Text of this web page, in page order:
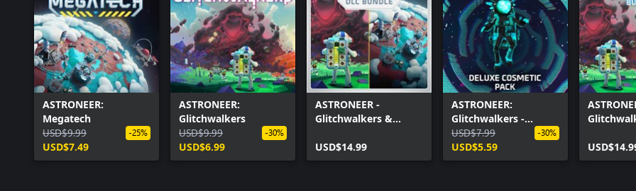
ASTRONEER:
Megatech
USD$9.99
USD$7.49
-25%
ASTRONEER:
Glitchwalkers
USD$9.99
USD$6.99
-30%
ASTRONEER -
Glitchwalkers &
USD$14.99
ASTRONEER:
Glitchwalkers -
Deluxe Cosmetic Pack
USD$7.99
USD$5.59
-30%